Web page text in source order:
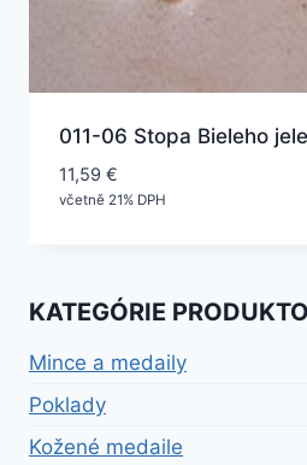
011-06 Stopa Bieleho
11,59 €
včetně 21% DPH
KATEGÓRIE
Mince a medaily
Poklady
Kožené medaile